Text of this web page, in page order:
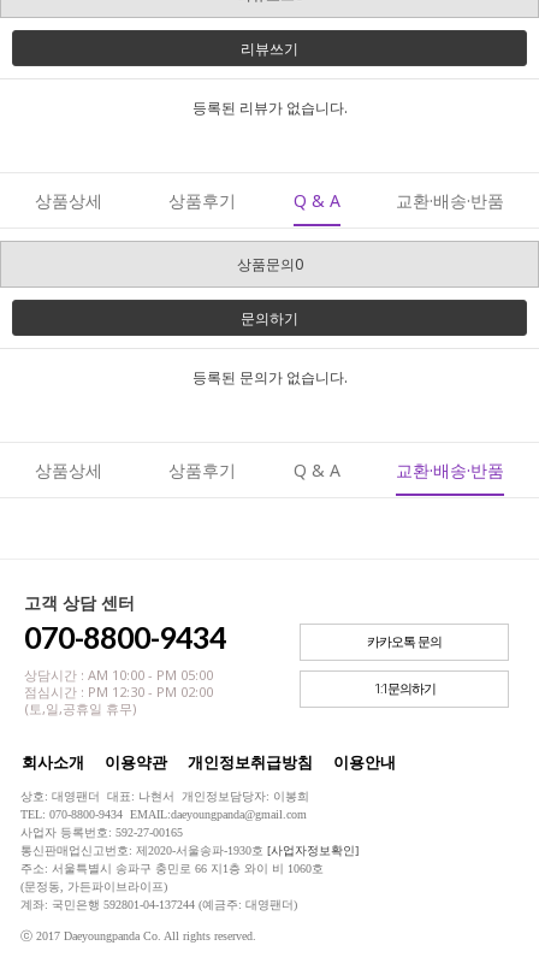
리뷰쓰기
등록된 리뷰가 없습니다.
상품상세 상품후기 Q & A 교환·배송·반품
상품문의0
문의하기
등록된 문의가 없습니다.
상품상세 상품후기 Q & A 교환·배송·반품
고객 상담 센터
070-8800-9434
상담시간 : AM 10:00 - PM 05:00
점심시간 : PM 12:30 - PM 02:00
(토,일,공휴일 휴무)
카카오톡 문의
1:1문의하기
회사소개 이용약관 개인정보취급방침 이용안내
상호: 대영팬더 대표: 나현서 개인정보담당자: 이봉희
TEL: 070-8800-9434 EMAIL:daeyoungpanda@gmail.com
사업자 등록번호: 592-27-00165
통신판매업신고번호: 제2020-서울송파-1930호 [사업자정보확인]
주소: 서울특별시 송파구 충민로 66 지1층 와이 비 1060호
(문정동, 가든파이브라이프)
계좌: 국민은행 592801-04-137244 (예금주: 대영팬더)
ⓒ 2017 Daeyoungpanda Co. All rights reserved.